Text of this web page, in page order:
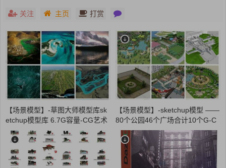
关注 主页 打赏
【场景模型】-草图大师模型库sk
etchup模型库 6.7G容量-CG艺术
社
【场景模型】-sketchup模型 ——
80个公园46个广场合计10个G-C
G艺术社